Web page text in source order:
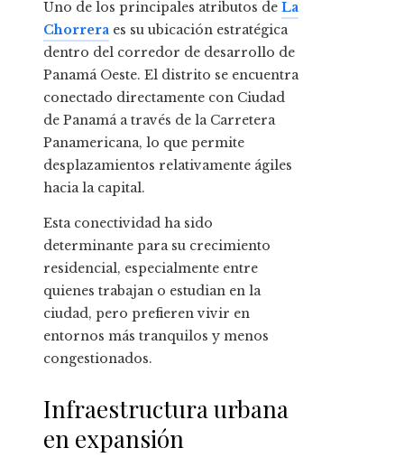
Uno de los principales atributos de La
Chorrera es su ubicación estratégica
dentro del corredor de desarrollo de
Panamá Oeste. El distrito se encuentra
conectado directamente con Ciudad
de Panamá a través de la Carretera
Panamericana, lo que permite
desplazamientos relativamente ágiles
hacia la capital.
Esta conectividad ha sido
determinante para su crecimiento
residencial, especialmente entre
quienes trabajan o estudian en la
ciudad, pero prefieren vivir en
entornos más tranquilos y menos
congestionados.
Infraestructura urbana
en expansión